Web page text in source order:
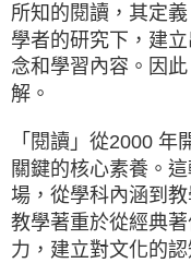
所知的閱讀，其定
學者的研究下，建
念和學習內容。因
解。
「閱讀」從2000
關鍵的核心素養。
場，從學科內涵到
教學著重於從經典
力，建立對文化的